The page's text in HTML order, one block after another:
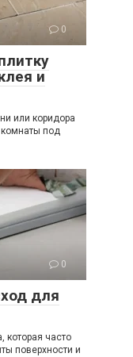
0
и
или коридора
под
0
для
которая часто
поверхности и